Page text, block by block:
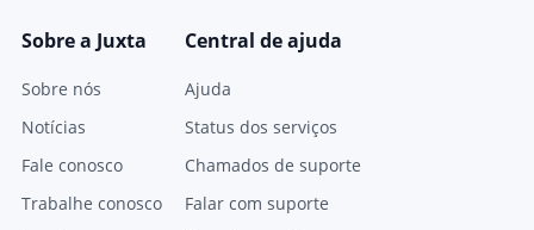
Sobre a Juxta
Sobre nós
Notícias
Fale conosco
Trabalhe conosco
Central de ajuda
Ajuda
Status dos serviços
Chamados de suporte
Falar com suporte